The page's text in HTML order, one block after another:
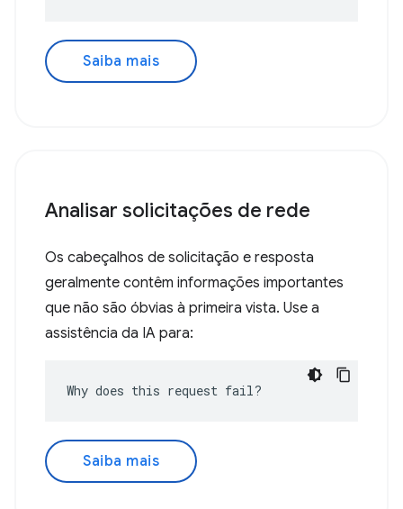
Saiba mais
Analisar solicitações de rede
Os cabeçalhos de solicitação e resposta
geralmente contêm informações importantes
que não são óbvias à primeira vista. Use a
assistência da IA para:
Why does this request fail?
Saiba mais